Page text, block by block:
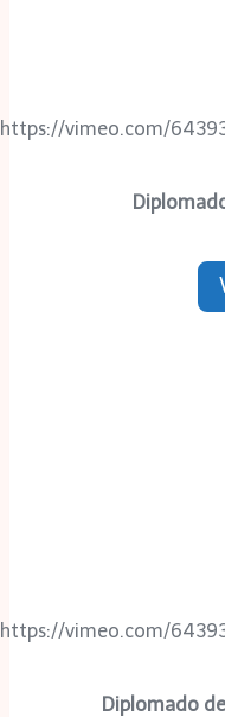
https://vimeo.com/
https://vimeo.com/
Diplomado